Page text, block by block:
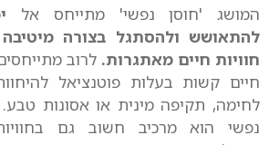
המושג 'חוסן נפשי' מתייחס אל
להתאושש ולהסתגל בצורה
חוויות חיים מאתגרות. לרוב
חיים קשות בעלות פוטנציאל
לחימה, תקיפה מינית או אסונות
נפשי הוא מרכיב חשוב גם